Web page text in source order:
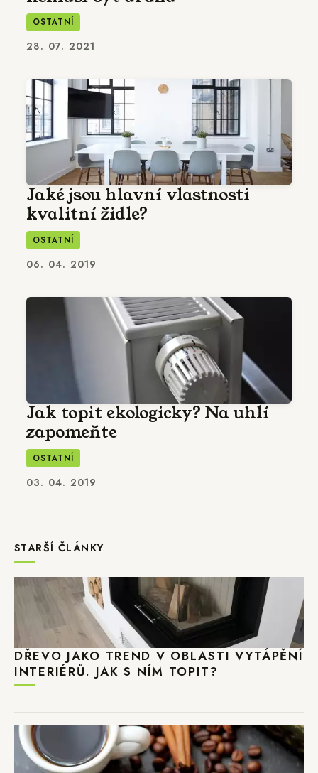
OSTATNÍ
28. 07. 2021
Jaké jsou hlavní vlastnosti
kvalitní židle?
OSTATNÍ
06. 04. 2019
Jak topit ekologicky? Na uhlí
zapomeňte
OSTATNÍ
03. 04. 2019
STARŠÍ ČLÁNKY
DŘEVO JAKO TREND V OBLASTI VYTÁPĚNÍ
INTERIÉRŮ. JAK S NÍM TOPIT?